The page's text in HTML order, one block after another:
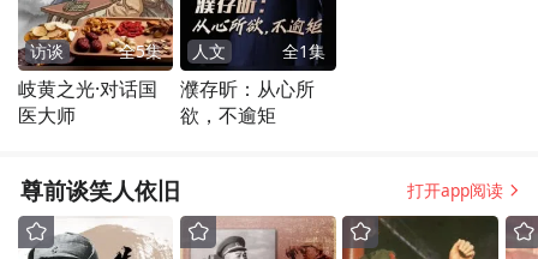
访谈 全5集
岐黄之光·对话国
医大师
人文 全1集
濮存昕：从心所
欲，不逾矩
尊前谈笑人依旧 打开app阅读